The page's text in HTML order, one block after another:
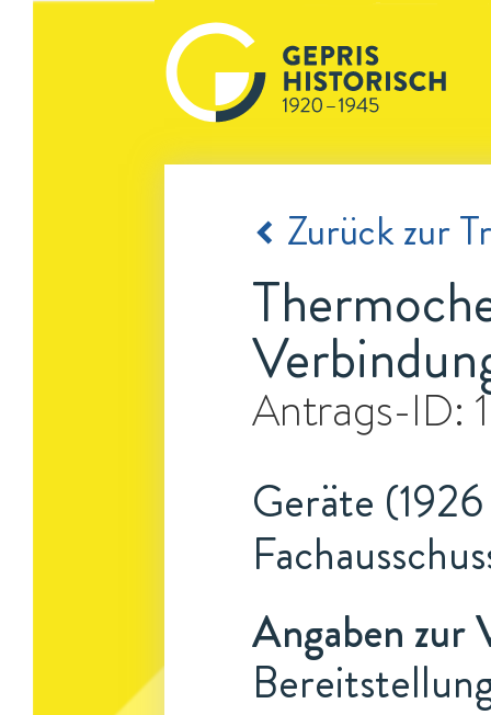
Zurück zur
Antrags-ID:
Geräte
Angaben zur